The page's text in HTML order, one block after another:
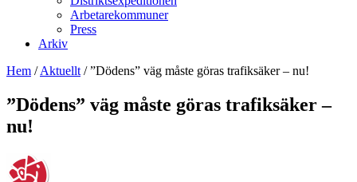
Arbetarekommuner
Press
Arkiv
Hem /Aktuellt /”Dödens” väg måste göras trafiksäker – nu!
”Dödens” väg måste göras trafiksäker –
nu!